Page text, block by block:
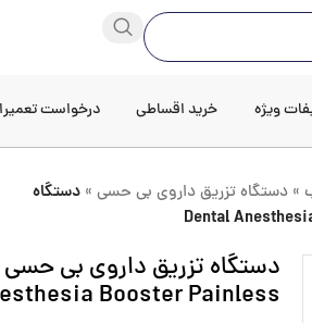
ویژه خرید اقساطی درخواست
» دستگاه تزریق داروی بی حسی » دستگاه
Booster Painless